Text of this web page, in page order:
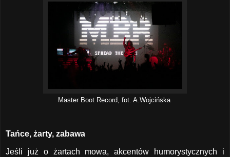
Master Boot Record, fot. A.Wojcińska
Tańce, żarty, zabawa
Jeśli już o żartach mowa, akcentów humorystycznych i